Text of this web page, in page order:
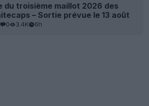
du troisième maillot 2026 des
– Sortie prévue le 13 août
0 3.4K 6h